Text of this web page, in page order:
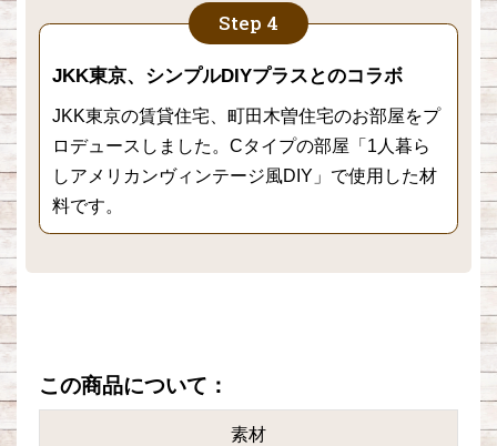
JKK東京、シンプルDIYプラスとのコラボ
JKK東京の賃貸住宅、町田木曽住宅のお部屋をプ
ロデュースしました。Cタイプの部屋「1人暮ら
しアメリカンヴィンテージ風DIY」で使用した材
料です。
この商品について：
素材